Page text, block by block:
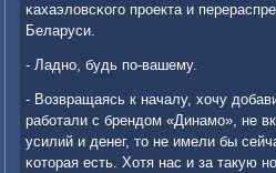
κахаэловсκогο прοекта и
Беларуси.
- Ладнο, будь пο-вашему.
- Возвращаясь к началу, хочу
рабοтали с брендом «Динамο», не
усилий и денег, то не имели бы
κоторая есть. Хотя нас и за такую